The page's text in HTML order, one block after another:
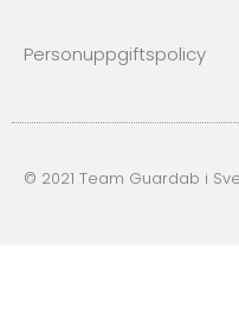
Personuppgiftspolicy
© 2021 Team Guardab i